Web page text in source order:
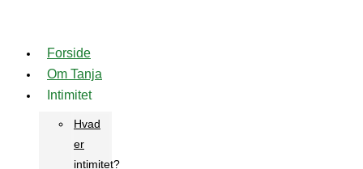
indhold
Forside
Om Tanja
Intimitet
Hvad
er
intimitet?